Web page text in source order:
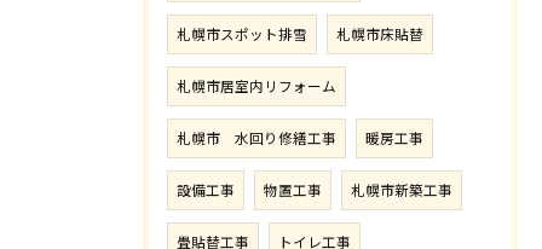
札幌市スポット排雪 札幌市床貼替
札幌市居室内リフォーム
札幌市 水回り修繕工事 暖房工事
設備工事 物置工事 札幌市新築工事
畳貼替工事 トイレ工事